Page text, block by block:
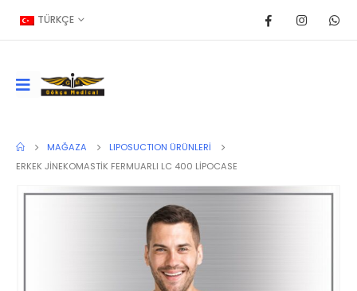
TÜRKÇE
MAĞAZA
LIPOSUCTION ÜRÜNLERİ
ERKEK JİNEKOMASTİK FERMUARLI LC 400 LİPOCASE